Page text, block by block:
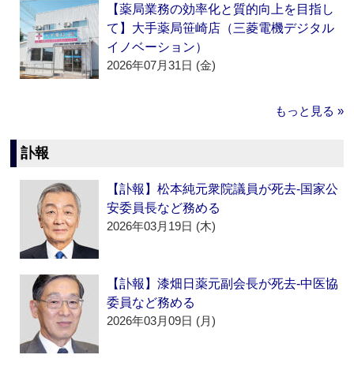
【薬局業務の効率化と質的向上を目指し
て】大手薬局笹崎店（三菱電機デジタル
イノベーション）
2026年07月31日 (金)
もっと見る »
訃報
【訃報】松本純元衆院議員が死去‐国家公
安委員長など務める
2026年03月19日 (木)
【訃報】漆畑日薬元副会長が死去‐中医協
委員など務める
2026年03月09日 (月)